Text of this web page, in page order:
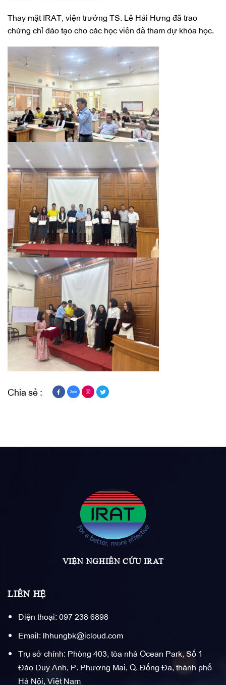
Thay mặt IRAT, viện trưởng TS. Lê Hải Hưng đã trao
chứng chỉ đào tạo cho các học viên đã tham dự khóa học.
Chia sẻ :
VIỆN NGHIÊN CỨU IRAT
LIÊN HỆ
Điện thoại: 097 238 6898
Email: lhhungbk@icloud.com
Trụ sở chính: Phòng 403, tòa nhà Ocean Park, Số 1
Đào Duy Anh, P. Phương Mai, Q. Đống Đa, thành phố
Hà Nội, Việt Nam